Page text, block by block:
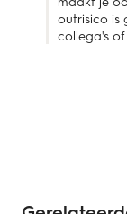
outrisico is
collega's